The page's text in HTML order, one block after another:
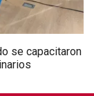
se capacitaron